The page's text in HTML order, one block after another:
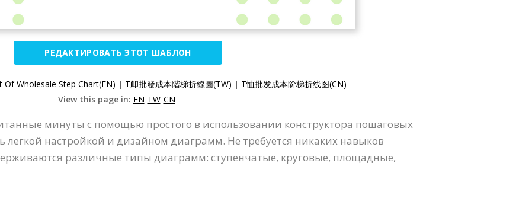
РЕДАКТИРОВАТЬ ЭТОТ ШАБЛОН
Of Wholesale Step Chart(EN) | T卹批發成本階梯折線圖(TW) | T恤批发成本阶梯折线图(CN)
View this page in: EN TW CN
минуты с помощью простого в использовании конструктора пошаговых
настройкой и дизайном диаграмм. Не требуется никаких навыков
различные типы диаграмм: ступенчатые, круговые, площадные,